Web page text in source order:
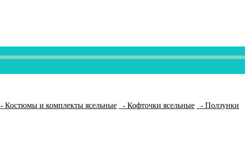
- Костюмы и комплекты ясельные - Кофточки ясельные
- Ползунки